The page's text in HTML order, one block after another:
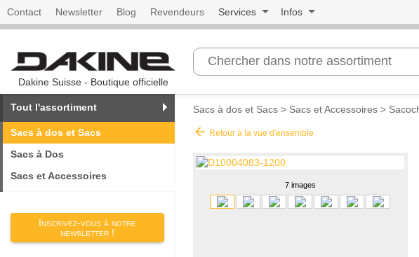
Contact Newsletter Blog Revendeurs Services Infos
Dakine Suisse - Boutique officielle
Tout l'assortiment
Sacs à dos et Sacs
Sacs à Dos
Sacs et Accessoires
Inscrivez-vous à notre
newsletter !
Sacs à dos et Sacs > Sacs et Accessoires >
arrow_back Retour à la vue d'ensemble
7 images